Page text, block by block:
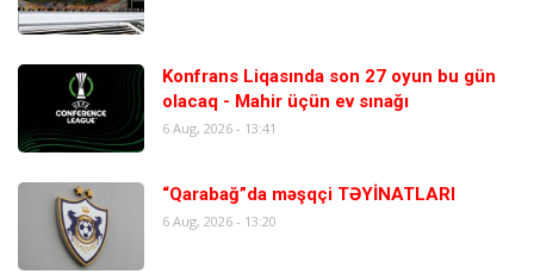
Konfrans Liqasında son 27 oyun bu gün
olacaq - Mahir üçün ev sınağı
6 Aug, 2026 - 13:41
“Qarabağ”da məşqçi TƏYİNATLARI
6 Aug, 2026 - 13:20